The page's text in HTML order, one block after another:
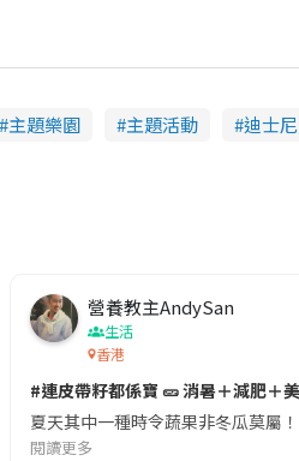
主題樂園 主題活動 迪士尼
前切記檢查「1標示」🚨
眾，近期要特別留意隨身行李中的
營養教主AndySan
生活
香港
#連皮帶籽都係寶 🥒 消暑＋減肥＋美
夏天其中一種時令蔬果非冬瓜莫屬
閱讀更多